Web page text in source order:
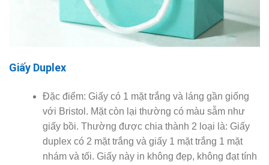
Giấy Duplex
Đặc điểm: Giấy có 1 mặt trắng và láng gần giống
với Bristol. Mặt còn lại thường có màu sẫm như
giấy bồi. Thường được chia thành 2 loại là: Giấy
duplex có 2 mặt trắng và giấy 1 mặt trắng 1 mặt
nhám và tối. Giấy này in không đẹp, không đạt tính